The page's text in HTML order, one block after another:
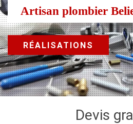
Artisan plombier
RÉALISATIONS
Devis